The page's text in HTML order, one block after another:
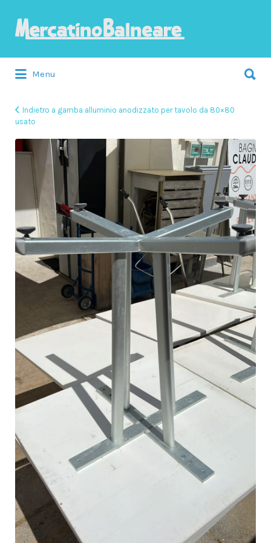
Menu
Indietro a gamba alluminio anodizzato per tavolo da 80×80
usato